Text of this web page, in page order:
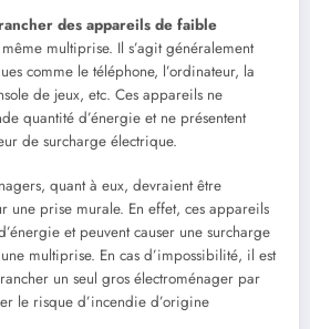
des appareils de faible
multiprise. Il s’agit généralement
comme le téléphone, l’ordinateur, la
de jeux, etc. Ces appareils ne
quantité d’énergie et ne présentent
de surcharge électrique.
quant à eux, devraient être
une prise murale. En effet, ces appareils
et peuvent causer une surcharge
multiprise. En cas d’impossibilité, il est
un seul gros électroménager par
le risque d’incendie d’origine